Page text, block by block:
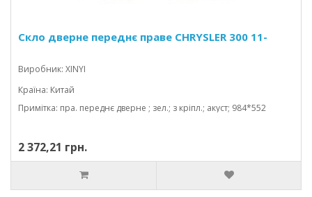
Скло дверне переднє праве CHRYSLER 300 11-
Виробник: XINYI
Країна: Китай
Примітка: пра. переднє дверне ; зел.; з кріпл.; акуст; 984*552
2 372,21 грн.